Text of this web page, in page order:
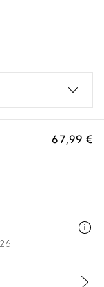
67,99 €